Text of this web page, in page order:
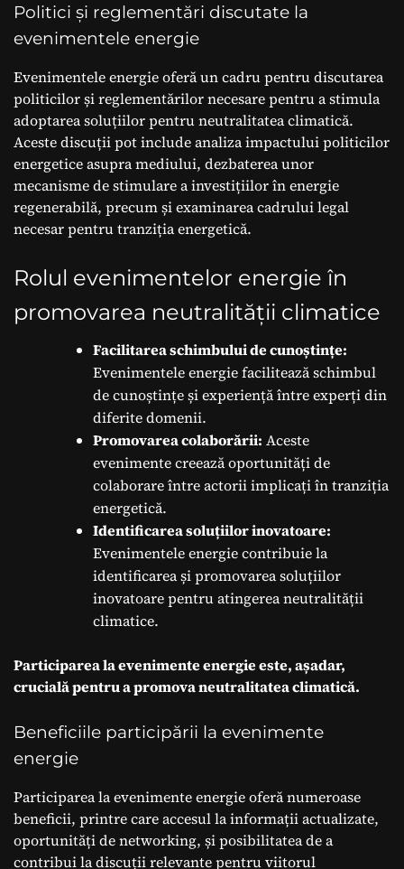
Politici și reglementări discutate la
evenimentele energie
Evenimentele energie oferă un cadru pentru discutarea
politicilor și reglementărilor necesare pentru a stimula
adoptarea soluțiilor pentru neutralitatea climatică.
Aceste discuții pot include analiza impactului politicilor
energetice asupra mediului, dezbaterea unor
mecanisme de stimulare a investițiilor în energie
regenerabilă, precum și examinarea cadrului legal
necesar pentru tranziția energetică.
Rolul evenimentelor energie în
promovarea neutralității climatice
Facilitarea schimbului de cunoștințe:
Evenimentele energie facilitează schimbul
de cunoștințe și experiență între experți din
diferite domenii.
Promovarea colaborării: Aceste
evenimente creează oportunități de
colaborare între actorii implicați în tranziția
energetică.
Identificarea soluțiilor inovatoare:
Evenimentele energie contribuie la
identificarea și promovarea soluțiilor
inovatoare pentru atingerea neutralității
climatice.
Participarea la evenimente energie este, așadar,
crucială pentru a promova neutralitatea climatică.
Beneficiile participării la evenimente
energie
Participarea la evenimente energie oferă numeroase
beneficii, printre care accesul la informații actualizate,
oportunități de networking, și posibilitatea de a
contribui la discuții relevante pentru viitorul